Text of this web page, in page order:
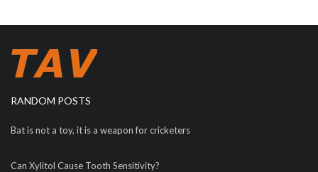
RANDOM POSTS
Bat is not a toy, it is a weapon for cricketers
Can Xylitol Cause Tooth Sensitivity?